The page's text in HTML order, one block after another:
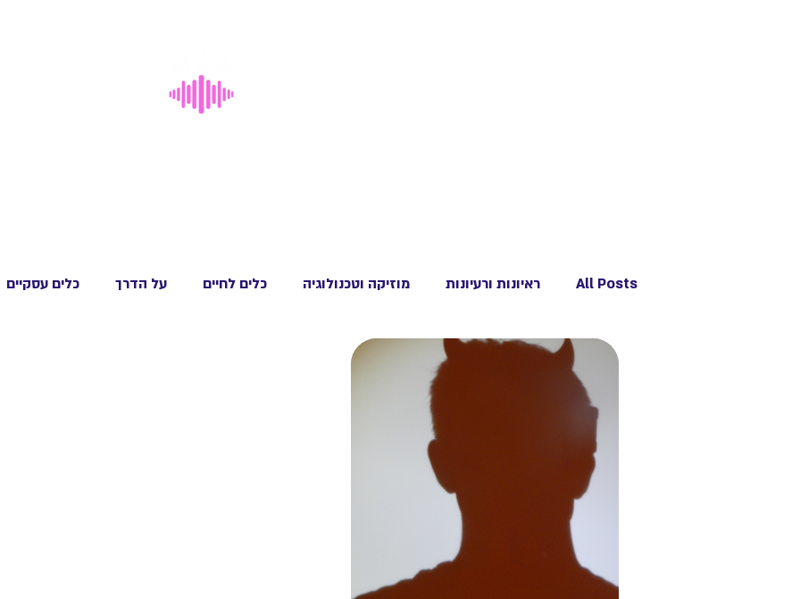
All Posts ראיונות ורעיונות מוזיקה וטכנולוגיה כלים לחיים על הדרך כלים עסקיים